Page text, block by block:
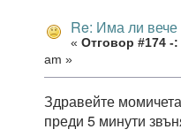
Re: Има ли
« Отговор #174 -:
am »
Здравейте
преди 5 минути